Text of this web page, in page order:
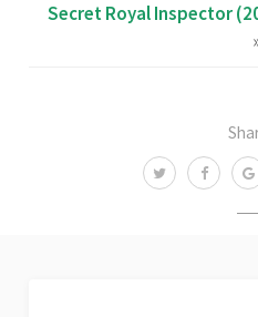
Secret Royal Inspector